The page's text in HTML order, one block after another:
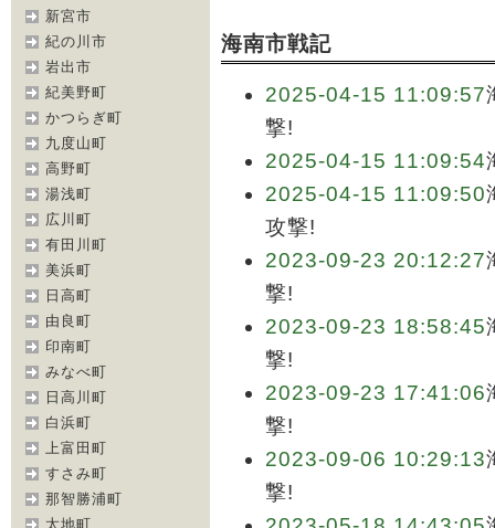
新宮市
紀の川市
岩出市
紀美野町
かつらぎ町
九度山町
高野町
湯浅町
広川町
有田川町
美浜町
日高町
由良町
印南町
みなべ町
日高川町
白浜町
上富田町
すさみ町
那智勝浦町
太地町
海南市戦記
2025-04-15 11:09:57
撃!
2025-04-15 11:09:54
2025-04-15 11:09:50
攻撃!
2023-09-23 20:12:27
撃!
2023-09-23 18:58:45
撃!
2023-09-23 17:41:06
撃!
2023-09-06 10:29:13
撃!